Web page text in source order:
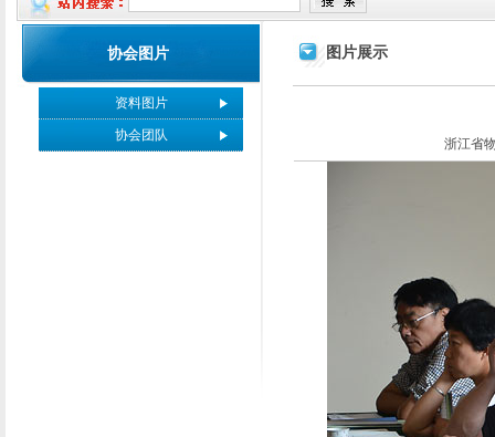
协会图片
资料图片
协会团队
图片展示
浙江省